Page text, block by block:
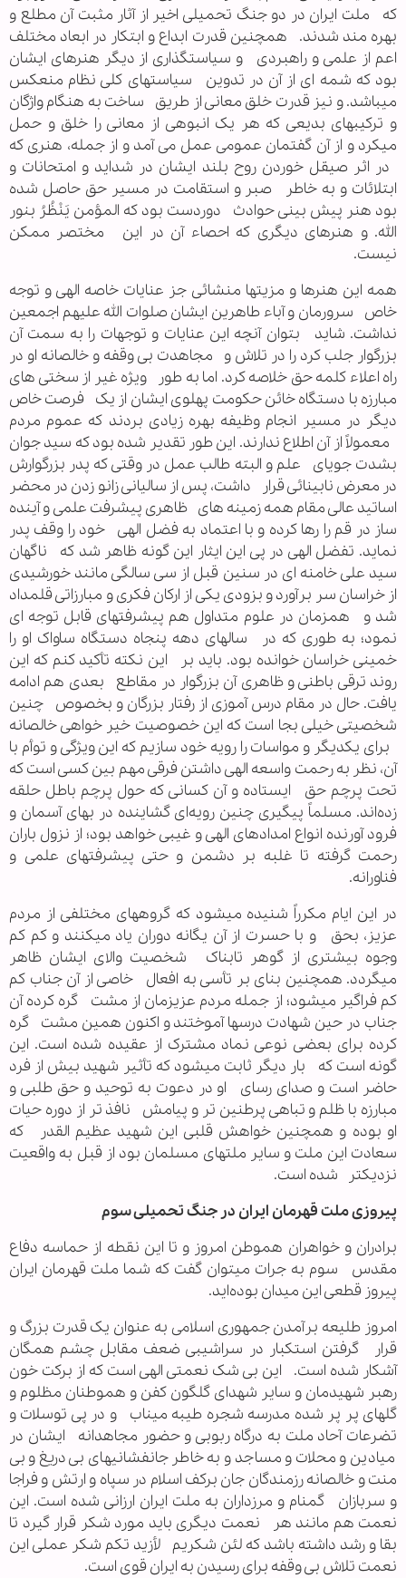
که ملت ایران در دو جنگ تحمیلی اخیر از آثار مثبت آن مطلع و
بهره مند شدند. همچنین قدرت ابداع و ابتکار در ابعاد مختلف
اعم از علمی و راهبردی و سیاستگذاری از دیگر هنرهای ایشان
بود که شمه ای از آن در تدوین سیاستهای کلی نظام منعکس
میباشد. و نیز قدرت خلق معانی از طریق ساخت به هنگام واژگان
و ترکیبهای بدیعی که هر یک انبوهی از معانی را خلق و حمل
میکرد و از آن گفتمان عمومی عمل می آمد و از جمله، هنری که
در اثر صیقل خوردن روح بلند ایشان در شداید و امتحانات و
ابتلائات و به خاطر صبر و استقامت در مسیر حق حاصل شده
بود هنر پیش بینی حوادث دوردست بود که المؤمن یَنْظُرُ بنور
الله. و هنرهای دیگری که احصاء آن در این مختصر ممکن
نیست.
همه این هنرها و مزیتها منشائی جز عنایات خاصه الهی و توجه
خاص سرورمان و آباء طاهرین ایشان صلوات الله علیهم اجمعین
نداشت. شاید بتوان آنچه این عنایات و توجهات را به سمت آن
بزرگوار جلب کرد را در تلاش و مجاهدت بی وقفه و خالصانه او در
راه اعلاء کلمه حق خلاصه کرد. اما به طور ویژه غیر از سختی های
مبارزه با دستگاه خائن حکومت پهلوی ایشان از یک فرصت خاص
دیگر در مسیر انجام وظیفه بهره زیادی بردند که عموم مردم
معمولاً از آن اطلاع ندارند. این طور تقدیر شده بود که سید جوان
بشدت جویای علم و البته طالب عمل در وقتی که پدر بزرگوارش
در معرض نابینائی قرار داشت، پس از سالیانی زانو زدن در محضر
اساتید عالی مقام همه زمینه های ظاهری پیشرفت علمی و آینده
ساز در قم را رها کرده و با اعتماد به فضل الهی خود را وقف پدر
نماید. تفضل الهی در پی این ایثار این گونه ظاهر شد که ناگهان
سید علی خامنه ای در سنین قبل از سی سالگی مانند خورشیدی
از خراسان سر برآورد و بزودی یکی از ارکان فکری و مبارزاتی قلمداد
شد و همزمان در علوم متداول هم پیشرفتهای قابل توجه ای
نمود؛ به طوری که در سالهای دهه پنجاه دستگاه ساواک او را
خمینی خراسان خوانده بود. باید بر این نکته تأکید کنم که این
روند ترقی باطنی و ظاهری آن بزرگوار در مقاطع بعدی هم ادامه
یافت. حال در مقام درس آموزی از رفتار بزرگان و بخصوص چنین
شخصیتی خیلی بجا است که این خصوصیت خیر خواهی خالصانه
برای یکدیگر و مواسات را رویه خود سازیم که این ویژگی و توأم با
آن، نظر به رحمت واسعه الهی داشتن فرقی مهم بین کسی است که
تحت پرچم حق ایستاده و آن کسانی که حول پرچم باطل حلقه
زده‌اند. مسلماً پیگیری چنین رویه‌ای گشاینده در بهای آسمان و
فرود آورنده انواع امدادهای الهی و غیبی خواهد بود؛ از نزول باران
رحمت گرفته تا غلبه بر دشمن و حتی پیشرفتهای علمی و
فناورانه.
در این ایام مکرراً شنیده میشود که گروههای مختلفی از مردم
عزیز، بحق و با حسرت از آن یگانه دوران یاد میکنند و کم کم
وجوه بیشتری از گوهر تابناک شخصیت والای ایشان ظاهر
میگردد. همچنین بنای بر تأسی به افعال خاصی از آن جناب کم
کم فراگیر میشود؛ از جمله مردم عزیزمان از مشت گره کرده آن
جناب در حین شهادت درسها آموختند و اکنون همین مشت گره
کرده برای بعضی نوعی نماد مشترک از عقیده شده است. این
گونه است که بار دیگر ثابت میشود که تأثیر شهید بیش از فرد
حاضر است و صدای رسای او در دعوت به توحید و حق طلبی و
مبارزه با ظلم و تباهی پرطنین تر و پیامش نافذ تر از دوره حیات
او بوده و همچنین خواهش قلبی این شهید عظیم القدر که
سعادت این ملت و سایر ملتهای مسلمان بود از قبل به واقعیت
نزدیکتر شده است.
پیروزی ملت قهرمان ایران در جنگ تحمیلی سوم
برادران و خواهران هموطن امروز و تا این نقطه از حماسه دفاع
مقدس سوم به جرات میتوان گفت که شما ملت قهرمان ایران
پیروز قطعی این میدان بوده‌اید.
امروز طلیعه برآمدن جمهوری اسلامی به عنوان یک قدرت بزرگ و
قرار گرفتن استکبار در سراشیبی ضعف مقابل چشم همگان
آشکار شده است. این بی شک نعمتی الهی است که از برکت خون
رهبر شهیدمان و سایر شهدای گلگون کفن و هموطنان مظلوم و
گلهای پر پر شده مدرسه شجره طیبه میناب و در پی توسلات و
تضرعات آحاد ملت به درگاه ربوبی و حضور مجاهدانه ایشان در
میادین و محلات و مساجد و به خاطر جانفشانیهای بی دریغ و بی
منت و خالصانه رزمندگان جان برکف اسلام در سپاه و ارتش و فراجا
و سربازان گمنام و مرزداران به ملت ایران ارزانی شده است. این
نعمت هم مانند هر نعمت دیگری باید مورد شکر قرار گیرد تا
بقا و رشد داشته باشد که لئن شکریم لأزید تکم شکر عملی این
نعمت تلاش بی وقفه برای رسیدن به ایران قوی است.